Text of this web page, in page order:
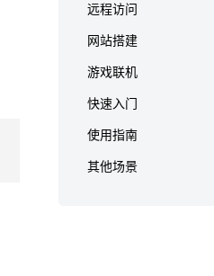
远程访问
网站搭建
游戏联机
快速入门
使用指南
其他场景